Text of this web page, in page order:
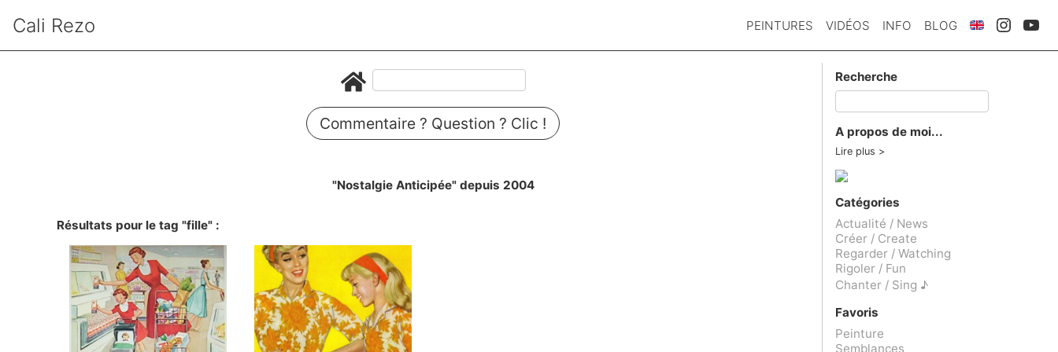
Cali Rezo PEINTURES VIDÉOS INFO BLOG
Commentaire ? Question ? Clic !
"Nostalgie Anticipée" depuis 2004
Résultats pour le tag "fille" :
Recherche
A propos de moi...
Lire plus
Catégories
Actualité / News
Créer / Create
Regarder / Watching
Rigoler / Fun
Chanter / Sing ♪
Favoris
Peinture
Semblances